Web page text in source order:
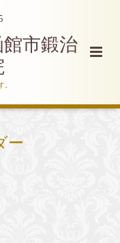
市鍛治
。
ー